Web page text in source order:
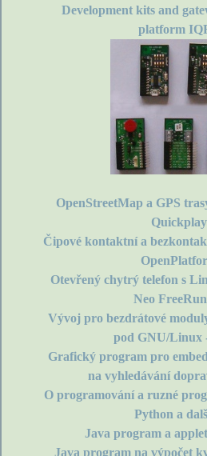
Development kits and
platform
OpenStreetMap a GPS
Quickplay
Čipové kontaktní a
Otevřený chytrý telefon s
Neo
Vývoj pro bezdrátové
pod GNU/Linux
Grafický program pro
na vyhledávání
O programování a ruzné
Python a
Java program a
Java program na výpočet